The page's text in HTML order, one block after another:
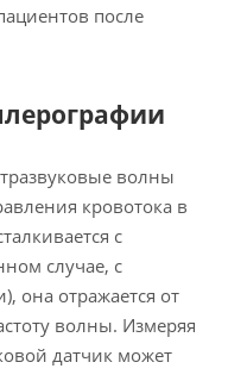
после
волны
кровотока в
с
случае, с
она отражается от
волны. Измеряя
датчик может